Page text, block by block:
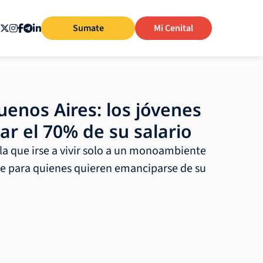
Sumate Mi Cenital
Aires: los jóvenes
el 70% de su salario
que irse a vivir solo a un monoambiente
para quienes quieren emanciparse de su